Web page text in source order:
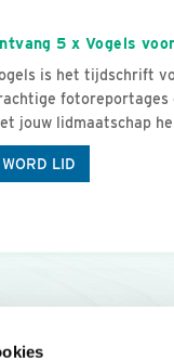
5 x Vogels
is het tijdschrift
fotoreportages
jouw lidmaatschap
WORD LID